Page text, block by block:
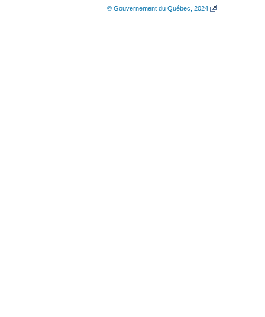
© Gouvernement du Québec, 2024